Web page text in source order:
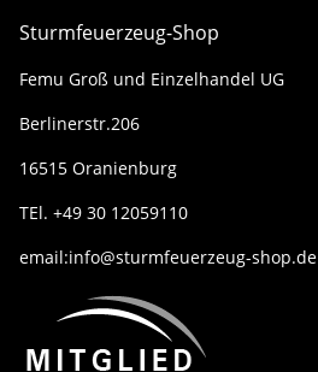
Sturmfeuerzeug-Shop
Femu Groß und Einzelhandel UG
Berlinerstr.206
16515 Oranienburg
TEl. +49 30 12059110
email:info@sturmfeuerzeug-shop.de